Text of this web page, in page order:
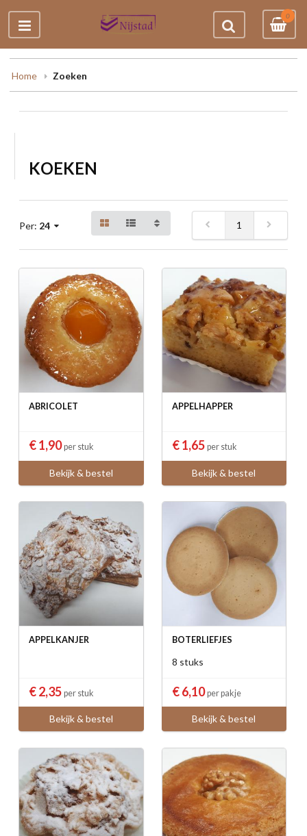
0
Home Zoeken
KOEKEN
Per: 24 1
ABRICOLET
€ 1,90per stuk
Bekijk & bestel
APPELHAPPER
€ 1,65 per stuk
Bekijk & bestel
APPELKANJER
€ 2,35 per stuk
Bekijk & bestel
BOTERLIEFJES
8 stuks
€ 6,10per pakje
Bekijk & bestel